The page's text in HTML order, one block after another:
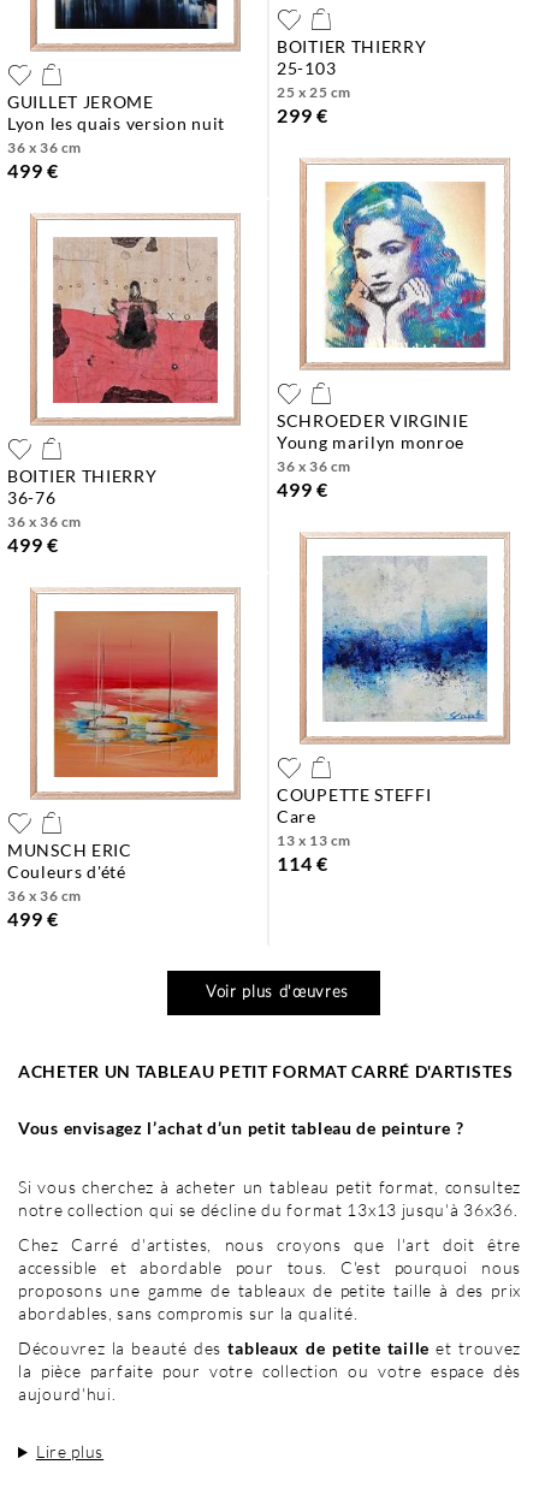
GUILLET JEROME
lyon les quais version nuit
36 x 36 cm
499 €
BOITIER THIERRY
25-103
25 x 25 cm
299 €
BOITIER THIERRY
36-76
36 x 36 cm
499 €
SCHROEDER VIRGINIE
young marilyn monroe
36 x 36 cm
499 €
MUNSCH ERIC
couleurs d'été
36 x 36 cm
499 €
COUPETTE STEFFI
care
13 x 13 cm
114 €
Voir plus d'œuvres
ACHETER UN TABLEAU PETIT FORMAT CARRÉ D'ARTISTES
Vous envisagez l’achat d’un petit tableau de peinture ?
Si vous cherchez à acheter un tableau petit format, consultez
notre collection qui se décline du format 13x13 jusqu'à 36x36.
Chez Carré d'artistes, nous croyons que l'art doit être
accessible et abordable pour tous. C'est pourquoi nous
proposons une gamme de tableaux de petite taille à des prix
abordables, sans compromis sur la qualité.
Découvrez la beauté des tableaux de petite taille et trouvez
la pièce parfaite pour votre collection ou votre espace dès
aujourd'hui.
Lire plus